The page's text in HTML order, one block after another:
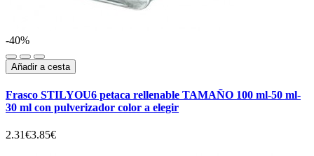
-40%
Añadir a cesta
Frasco STILYOU6 petaca rellenable TAMAÑO 100 ml-50 ml-
30 ml con pulverizador color a elegir
2.31€3.85€